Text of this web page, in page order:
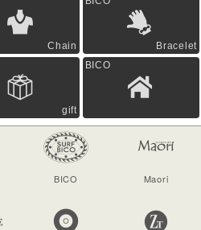
Chain
Bracelet
gift
BICO
BICO Maori